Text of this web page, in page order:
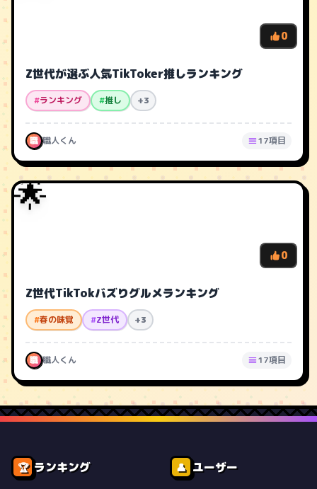
0
Z世代が選ぶ人気TikToker推しランキング
#ランキング #推し +3
職 職人くん 17項目
🌟
0
Z世代TikTokバズりグルメランキング
#春の味覚 #Z世代 +3
職 職人くん 17項目
🏆 ランキング 👤 ユーザー